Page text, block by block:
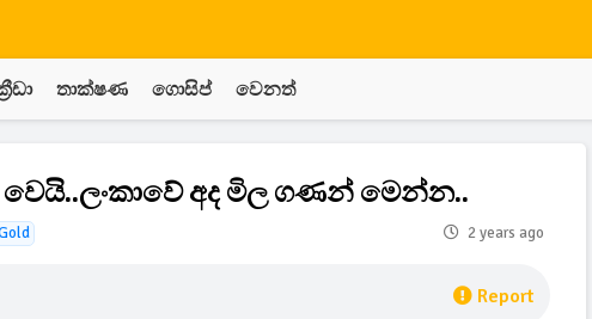
තාක්ෂණ ගොසිප් වෙනත්
අද මිල ගණන් මෙන්න..
2 years ago
Report